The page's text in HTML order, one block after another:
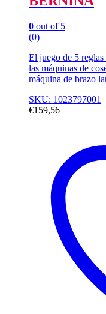
0 out of 5
(0)
El juego de 5 reglas
las máquinas de
máquina de brazo
SKU: 1023797001
€159,56